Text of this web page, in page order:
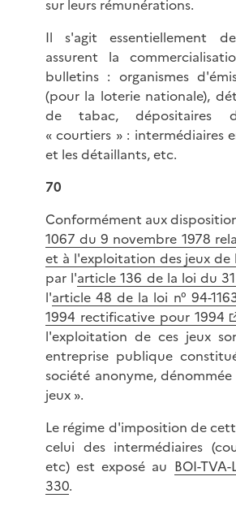
sur leurs rémunérations.
Il s'agit essentiellement
assurent la
bulletins : organismes
(pour la loterie nationale),
de tabac, dépositaires
« courtiers » : intermédiaires
et les détaillants, etc.
70
Conformément aux
1067 du 9 novembre 1978
et à l'exploitation des jeux de
par l'article 136 de la loi du
l'article 48 de la loi n° 94-
1994 rectificative pour 1994
l'exploitation de ces jeux
entreprise publique
société anonyme, dénommée
jeux ».
Le régime d'imposition de
celui des intermédiaires
etc) est exposé au BOI-
330.